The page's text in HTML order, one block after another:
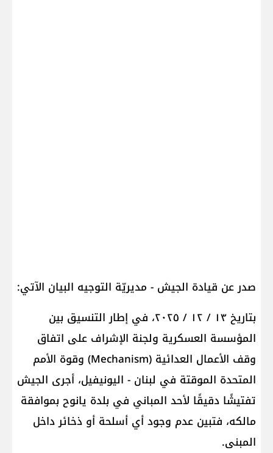
صدر عن قيادة الجيش - مديريّة التوجيه البيان الآتي:
بتاريخ ١٣ / ١٢ / ٢٠٢٥، في إطار التنسيق بين
المؤسسة العسكرية ولجنة الإشراف على اتفاق
وقف الأعمال العدائية (Mechanism) وقوة الأمم
المتحدة الموقتة في لبنان - اليونيفيل، أجرى الجيش
تفتيشًا دقيقًا لأحد المباني في بلدة يانوح بموافقة
مالكه، فتبين عدم وجود أي أسلحة أو ذخائر داخل
المبنى.